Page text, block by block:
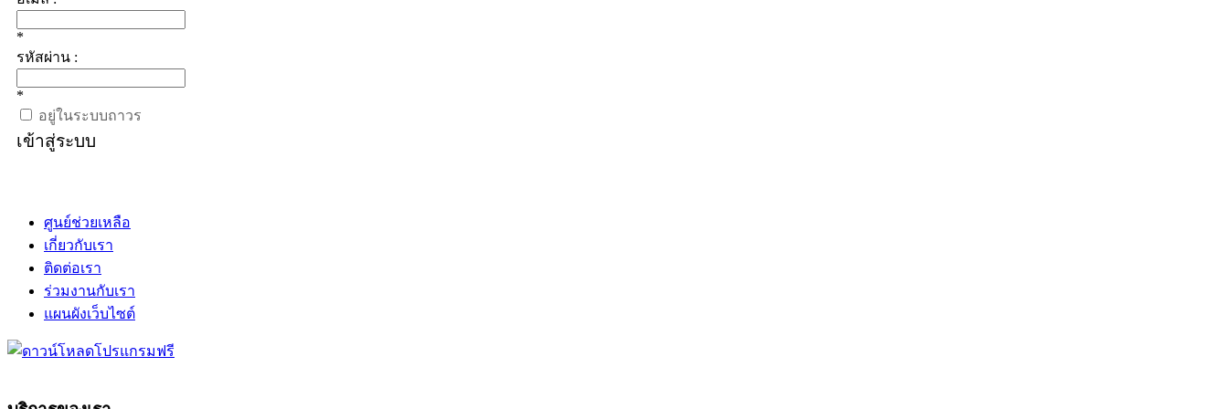
*
รหัสผ่าน :
*
อยู่ในระบบถาวร
เข้าสู่ระบบ
ศูนย์ช่วยเหลือ
เกี่ยวกับเรา
ติดต่อเรา
ร่วมงานกับเรา
แผนผังเว็บไซต์